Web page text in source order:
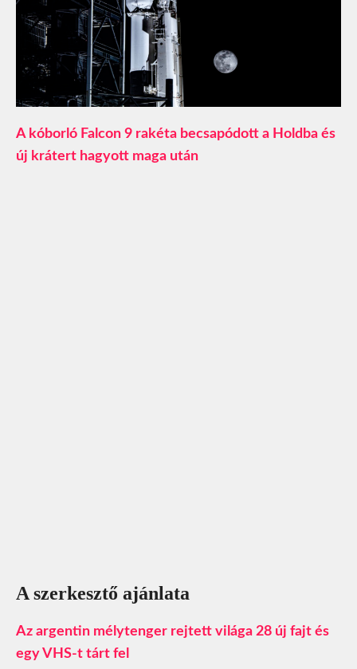
A kóborló Falcon 9 rakéta becsapódott a Holdba és
új krátert hagyott maga után
A szerkesztő ajánlata
Az argentin mélytenger rejtett világa 28 új fajt és
egy VHS-t tárt fel